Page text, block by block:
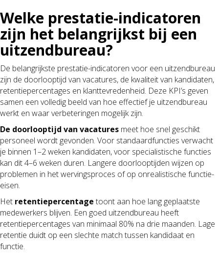
Welke prestatie-indicatoren
zijn het belangrijkst bij een
uitzendbureau?
De belangrijkste prestatie-indicatoren voor een uitzendbureau
zijn de doorlooptijd van vacatures, de kwaliteit van kandidaten,
retentiepercentages en klanttevredenheid. Deze KPI’s geven
samen een volledig beeld van hoe effectief je uitzendbureau
werkt en waar verbeteringen mogelijk zijn.
De doorlooptijd van vacatures meet hoe snel geschikt
personeel wordt gevonden. Voor standaardfuncties verwacht
je binnen 1–2 weken kandidaten, voor specialistische functies
kan dit 4–6 weken duren. Langere doorlooptijden wijzen op
problemen in het wervingsproces of op onrealistische functie-
eisen.
Het retentiepercentagetoont aan hoe lang geplaatste
medewerkers blijven. Een goed uitzendbureau heeft
retentiepercentages van minimaal 80% na drie maanden. Lage
retentie duidt op een slechte match tussen kandidaat en
functie.